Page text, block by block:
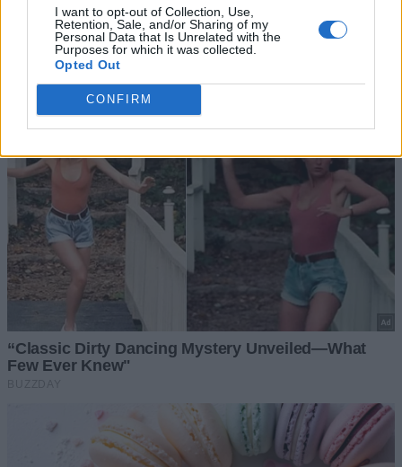
I want to opt-out of Collection, Use,
Retention, Sale, and/or Sharing of my
Personal Data that Is Unrelated with the
Purposes for which it was collected.
Opted Out
CONFIRM